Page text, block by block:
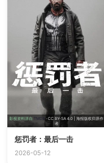
影视资料源自 TMDB· CC BY-SA 4.0 | 海报版权归原作
者
惩罚者：最后一击
2026-05-12